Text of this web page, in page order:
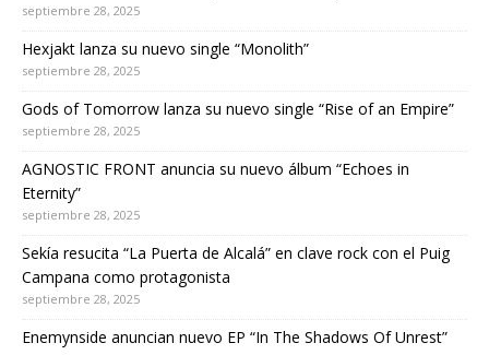
septiembre 28, 2025
Hexjakt lanza su nuevo single “Monolith”
septiembre 28, 2025
Gods of Tomorrow lanza su nuevo single “Rise of an Empire”
septiembre 28, 2025
AGNOSTIC FRONT anuncia su nuevo álbum “Echoes in
Eternity”
septiembre 28, 2025
Sekía resucita “La Puerta de Alcalá” en clave rock con el Puig
Campana como protagonista
septiembre 28, 2025
Enemynside anuncian nuevo EP “In The Shadows Of Unrest”